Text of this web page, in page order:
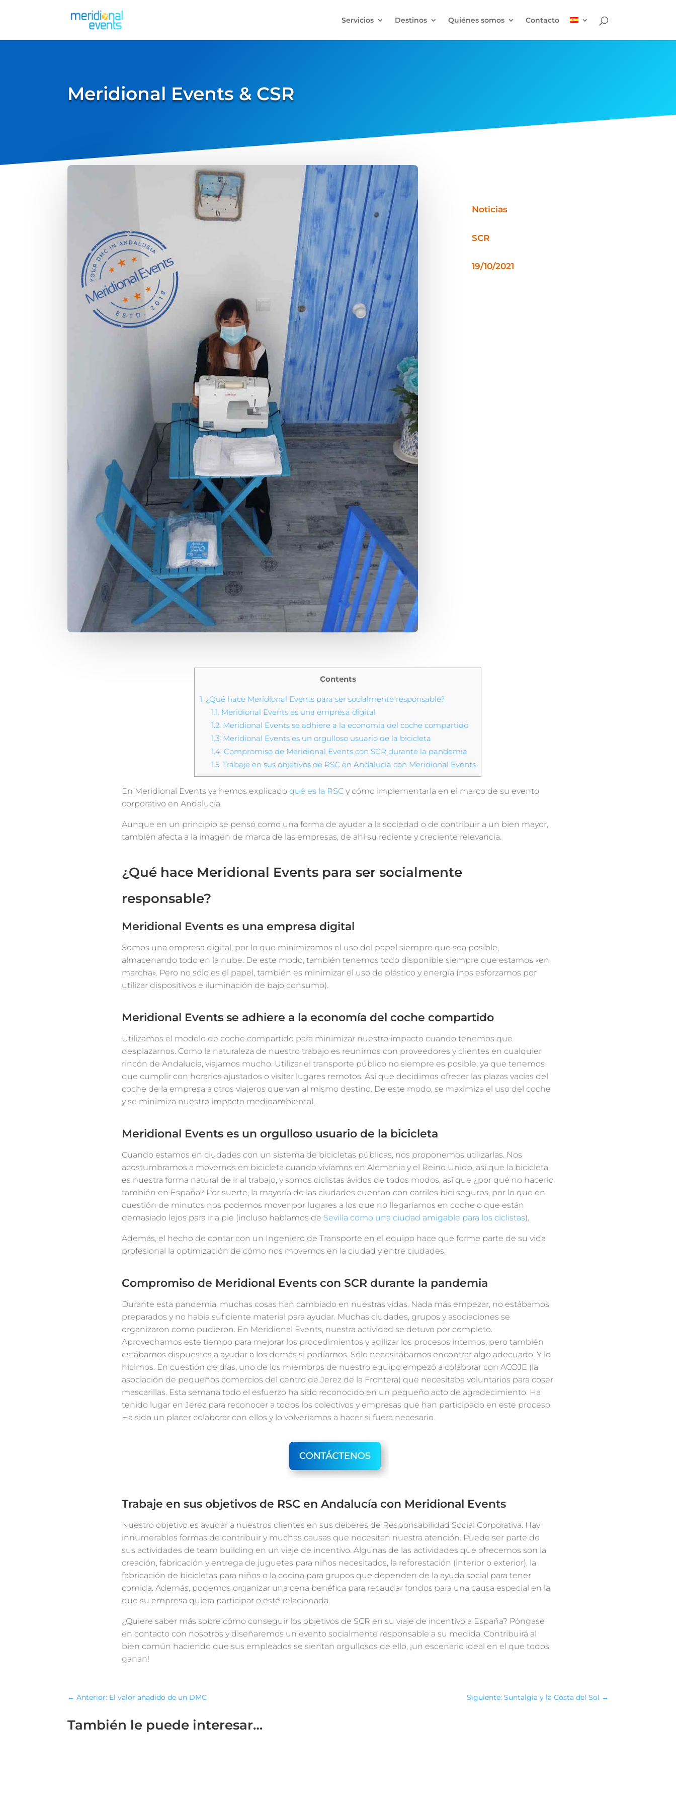
Servicios Destinos Quiénes somos Contacto
Meridional Events & CSR
Noticias
SCR
19/10/2021
Contents
1. ¿Qué hace Meridional Events para ser socialmente responsable?
1.1. Meridional Events es una empresa digital
1.2. Meridional Events se adhiere a la economía del coche compartido
1.3. Meridional Events es un orgulloso usuario de la bicicleta
1.4. Compromiso de Meridional Events con SCR durante la pandemia
1.5. Trabaje en sus objetivos de RSC en Andalucía con Meridional Events
En Meridional Events ya hemos explicado qué es la RSCy cómo implementarla en el marco de su evento
corporativo en Andalucía.
Aunque en un principio se pensó como una forma de ayudar a la sociedad o de contribuir a un bien mayor,
también afecta a la imagen de marca de las empresas, de ahí su reciente y creciente relevancia.
¿Qué hace Meridional Events para ser socialmente
responsable?
Meridional Events es una empresa digital
Somos una empresa digital, por lo que minimizamos el uso del papel siempre que sea posible,
almacenando todo en la nube. De este modo, también tenemos todo disponible siempre que estamos «en
marcha». Pero no sólo es el papel, también es minimizar el uso de plástico y energía (nos esforzamos por
utilizar dispositivos e iluminación de bajo consumo).
Meridional Events se adhiere a la economía del coche compartido
Utilizamos el modelo de coche compartido para minimizar nuestro impacto cuando tenemos que
desplazarnos. Como la naturaleza de nuestro trabajo es reunirnos con proveedores y clientes en cualquier
rincón de Andalucía, viajamos mucho. Utilizar el transporte público no siempre es posible, ya que tenemos
que cumplir con horarios ajustados o visitar lugares remotos. Así que decidimos ofrecer las plazas vacías del
coche de la empresa a otros viajeros que van al mismo destino. De este modo, se maximiza el uso del coche
y se minimiza nuestro impacto medioambiental.
Meridional Events es un orgulloso usuario de la bicicleta
Cuando estamos en ciudades con un sistema de bicicletas públicas, nos proponemos utilizarlas. Nos
acostumbramos a movernos en bicicleta cuando vivíamos en Alemania y el Reino Unido, así que la bicicleta
es nuestra forma natural de ir al trabajo, y somos ciclistas ávidos de todos modos, así que ¿por qué no hacerlo
también en España? Por suerte, la mayoría de las ciudades cuentan con carriles bici seguros, por lo que en
cuestión de minutos nos podemos mover por lugares a los que no llegaríamos en coche o que están
demasiado lejos para ir a pie (incluso hablamos de Sevilla como una ciudad amigable para los ciclistas).
Además, el hecho de contar con un Ingeniero de Transporte en el equipo hace que forme parte de su vida
profesional la optimización de cómo nos movemos en la ciudad y entre ciudades.
Compromiso de Meridional Events con SCR durante la pandemia
Durante esta pandemia, muchas cosas han cambiado en nuestras vidas. Nada más empezar, no estábamos
preparados y no había suficiente material para ayudar. Muchas ciudades, grupos y asociaciones se
organizaron como pudieron. En Meridional Events, nuestra actividad se detuvo por completo.
Aprovechamos este tiempo para mejorar los procedimientos y agilizar los procesos internos, pero también
estábamos dispuestos a ayudar a los demás si podíamos. Sólo necesitábamos encontrar algo adecuado. Y lo
hicimos. En cuestión de días, uno de los miembros de nuestro equipo empezó a colaborar con ACOJE (la
asociación de pequeños comercios del centro de Jerez de la Frontera) que necesitaba voluntarios para coser
mascarillas. Esta semana todo el esfuerzo ha sido reconocido en un pequeño acto de agradecimiento. Ha
tenido lugar en Jerez para reconocer a todos los colectivos y empresas que han participado en este proceso.
Ha sido un placer colaborar con ellos y lo volveríamos a hacer si fuera necesario.
Trabaje en sus objetivos de RSC en Andalucía con Meridional Events
Nuestro objetivo es ayudar a nuestros clientes en sus deberes de Responsabilidad Social Corporativa. Hay
innumerables formas de contribuir y muchas causas que necesitan nuestra atención. Puede ser parte de
sus actividades de team building en un viaje de incentivo. Algunas de las actividades que ofrecemos son la
creación, fabricación y entrega de juguetes para niños necesitados, la reforestación (interior o exterior), la
fabricación de bicicletas para niños o la cocina para grupos que dependen de la ayuda social para tener
comida. Además, podemos organizar una cena benéfica para recaudar fondos para una causa especial en la
que su empresa quiera participar o esté relacionada.
¿Quiere saber más sobre cómo conseguir los objetivos de SCR en su viaje de incentivo a España? Póngase
en contacto con nosotros y diseñaremos un evento socialmente responsable a su medida. Contribuirá al
bien común haciendo que sus empleados se sientan orgullosos de ello, ¡un escenario ideal en el que todos
ganan!
←Anterior: El valor añadido de un DMC Siguiente: Suntalgia y la Costa del Sol →
También le puede interesar…